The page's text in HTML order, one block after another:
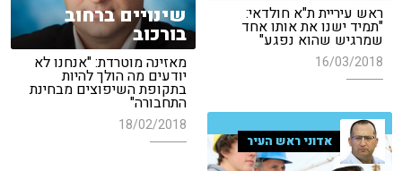
ראש עיריית ת"א חולדאי:
"תמיד ישנו את אותו אחד
שמרגיש שהוא נפגע"
16/03/2018
שינויים ברחוב
בורכוב
מאזינה מוטרדת: "אנחנו לא
יודעים מה הולך להיות
בתקופת השיפוצים מבחינת
התחבורה"
18/02/2018
אדוני ראש העיר